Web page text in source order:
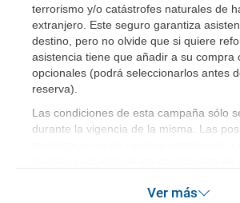
terrorismo y/o catástrofes naturales de
extranjero. Este seguro garantiza
destino, pero no olvide que si quiere
asistencia tiene que añadir a su compra
opcionales (podrá seleccionarlos antes
reserva)
Las condiciones de esta campaña sólo
durante la vigencia de la misma. Las
Ver más